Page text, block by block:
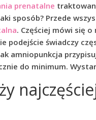
prenatalne
sposób? Przede
. Częściej mówi się
podejście świadczy
amniopunkcja
do minimum.